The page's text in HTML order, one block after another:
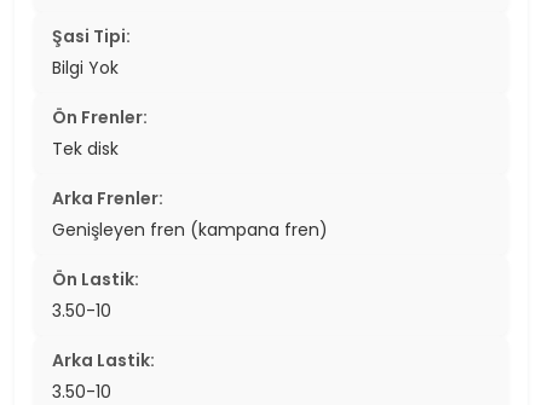
Şasi Tipi:
Bilgi Yok
Ön Frenler:
Tek disk
Arka Frenler:
Genişleyen fren (kampana fren)
Ön Lastik:
3.50-10
Arka Lastik:
3.50-10